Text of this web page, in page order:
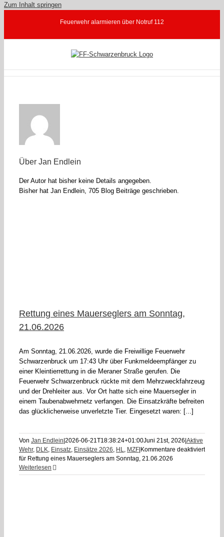
Zum Inhalt springen
Feuerwehr alarmieren über Notruf 112
Über Jan Endlein
Der Autor hat bisher keine Details angegeben.
Bisher hat Jan Endlein, 705 Blog Beiträge geschrieben.
Rettung eines Mauerseglers am Sonntag,
21.06.2026
Am Sonntag, 21.06.2026, wurde die Freiwillige Feuerwehr
Schwarzenbruck um 17:43 Uhr über Funkmeldeempfänger zu
einer Kleintierrettung in die Meraner Straße gerufen. Die
Feuerwehr Schwarzenbruck rückte mit dem Mehrzweckfahrzeug
und der Drehleiter aus. Vor Ort hatte sich eine Mauersegler in
einem Taubenabwehrnetz verfangen. Die Einsatzkräfte befreiten
das glücklicherweise unverletzte Tier. Eingesetzt waren: [...]
Von Jan Endlein 2026-06-21T18:38:24+01:00Juni 21st, 2026 Aktive
Wehr, DLK, Einsatz, Einsätze 2026, HL, MZF Kommentare deaktiviert
für Rettung eines Mauerseglers am Sonntag, 21.06.2026
Weiterlesen